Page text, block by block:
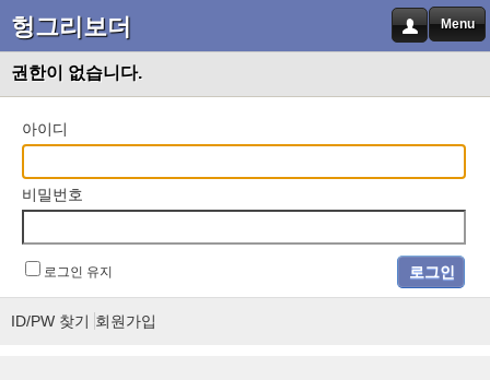
헝그리보더 Menu
권한이 없습니다.
아이디
비밀번호
로그인 유지
ID/PW 찾기 회원가입